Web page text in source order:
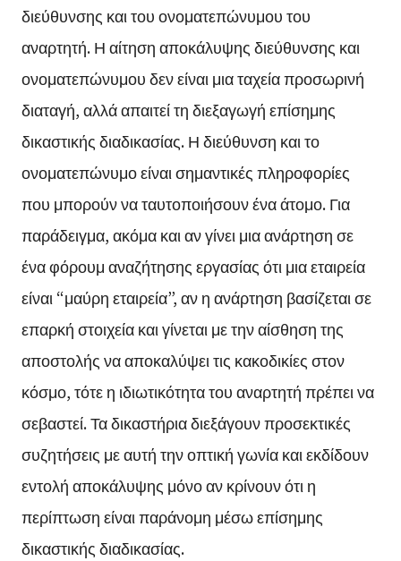
διεύθυνσης και του ονοματεπώνυμου του
αναρτητή. Η αίτηση αποκάλυψης διεύθυνσης και
ονοματεπώνυμου δεν είναι μια ταχεία προσωρινή
διαταγή, αλλά απαιτεί τη διεξαγωγή επίσημης
δικαστικής διαδικασίας. Η διεύθυνση και το
ονοματεπώνυμο είναι σημαντικές πληροφορίες
που μπορούν να ταυτοποιήσουν ένα άτομο. Για
παράδειγμα, ακόμα και αν γίνει μια ανάρτηση σε
ένα φόρουμ αναζήτησης εργασίας ότι μια εταιρεία
είναι “μαύρη εταιρεία”, αν η ανάρτηση βασίζεται σε
επαρκή στοιχεία και γίνεται με την αίσθηση της
αποστολής να αποκαλύψει τις κακοδικίες στον
κόσμο, τότε η ιδιωτικότητα του αναρτητή πρέπει να
σεβαστεί. Τα δικαστήρια διεξάγουν προσεκτικές
συζητήσεις με αυτή την οπτική γωνία και εκδίδουν
εντολή αποκάλυψης μόνο αν κρίνουν ότι η
περίπτωση είναι παράνομη μέσω επίσημης
δικαστικής διαδικασίας.